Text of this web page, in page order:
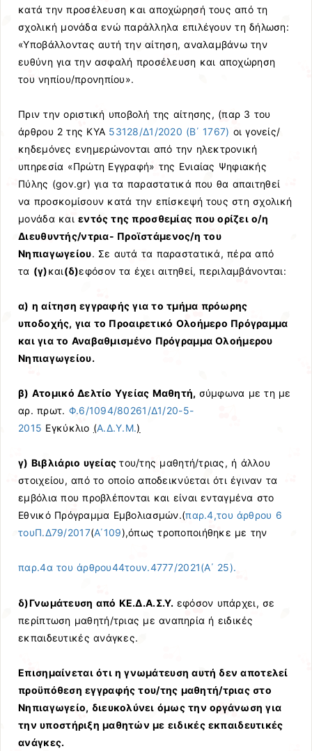
κατά την προσέλευση και αποχώρησή τους από τη
σχολική μονάδα ενώ παράλληλα επιλέγουν τη δήλωση:
«Υποβάλλοντας αυτή την αίτηση, αναλαμβάνω την
ευθύνη για την ασφαλή προσέλευση και αποχώρηση
του νηπίου/προνηπίου».
Πριν την οριστική υποβολή της αίτησης, (παρ 3 του
άρθρου 2 της ΚΥΑ 53128/Δ1/2020 (Β΄ 1767) οι γονείς/
κηδεμόνες ενημερώνονται από την ηλεκτρονική
υπηρεσία «Πρώτη Εγγραφή» της Ενιαίας Ψηφιακής
Πύλης (gov.gr) για τα παραστατικά που θα απαιτηθεί
να προσκομίσουν κατά την επίσκεψή τους στη σχολική
μονάδα και εντός της προσθεμίας που ορίζει ο/η
Διευθυντής/ντρια- Προϊστάμενος/η του
Νηπιαγωγείου. Σε αυτά τα παραστατικά, πέρα από
τα (γ)και(δ)εφόσον τα έχει αιτηθεί, περιλαμβάνονται:
α) η αίτηση εγγραφής για το τμήμα πρόωρης
υποδοχής, για το Προαιρετικό Ολοήμερο Πρόγραμμα
και για το Αναβαθμισμένο Πρόγραμμα Ολοήμερου
Νηπιαγωγείου.
β) Ατομικό Δελτίο Υγείας Μαθητή, σύμφωνα με τη με
αρ. πρωτ. Φ.6/1094/80261/Δ1/20-5-
2015 Εγκύκλιο (Α.Δ.Υ.Μ.)
γ) Βιβλιάριο υγείαςτου/της μαθητή/τριας, ή άλλου
στοιχείου, από το οποίο αποδεικνύεται ότι έγιναν τα
εμβόλια που προβλέπονται και είναι ενταγμένα στο
Εθνικό Πρόγραμμα Εμβολιασμών.(παρ.4,του άρθρου 6
τουΠ.Δ79/2017(Α΄109),όπως τροποποιήθηκε με την
παρ.4α του άρθρου44τουν.4777/2021(Α΄ 25).
δ)Γνωμάτευση από ΚΕ.Δ.Α.Σ.Υ. εφόσον υπάρχει, σε
περίπτωση μαθητή/τριας με αναπηρία ή ειδικές
εκπαιδευτικές ανάγκες.
Επισημαίνεται ότι η γνωμάτευση αυτή δεν αποτελεί
προϋπόθεση εγγραφής του/της μαθητή/τριας στο
Νηπιαγωγείο, διευκολύνει όμως την οργάνωση για
την υποστήριξη μαθητών με ειδικές εκπαιδευτικές
ανάγκες.